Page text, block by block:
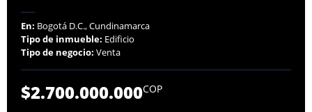
En: Bogotá D.C., Cundinamarca
Tipo de inmueble: Edificio
Tipo de negocio: Venta
$2.700.000.000COP